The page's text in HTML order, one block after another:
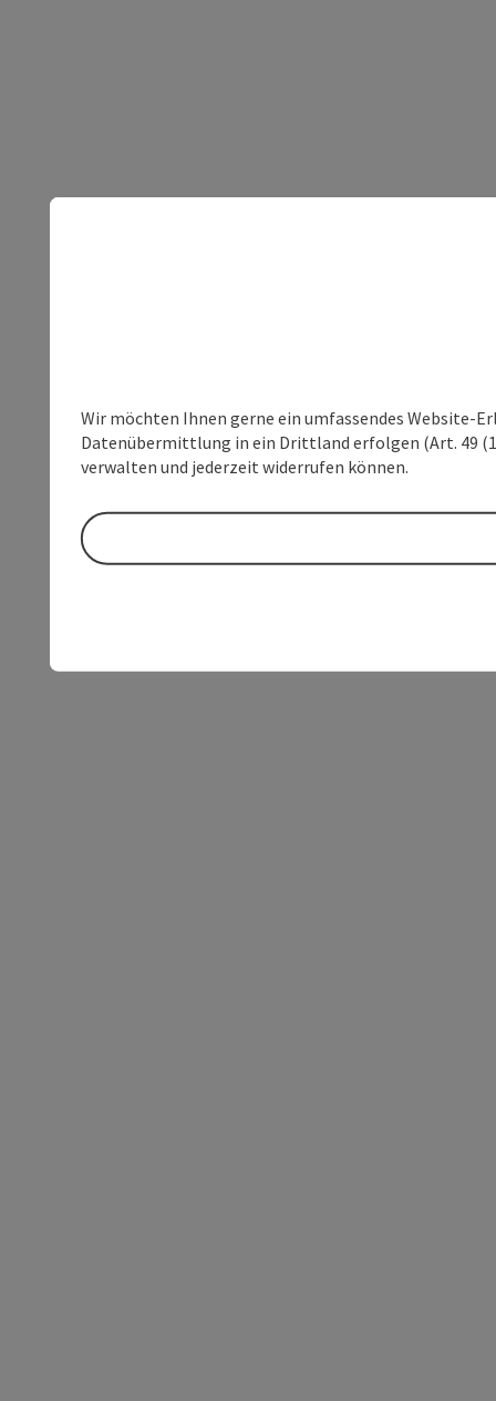
Wir möchten Ihnen gerne ein umfassendes Website-
Datenübermittlung in ein Drittland erfolgen (Art. 49
verwalten und jederzeit widerrufen können.